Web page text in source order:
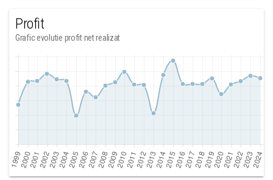
Profit
Grafic evolutie profit net realizat